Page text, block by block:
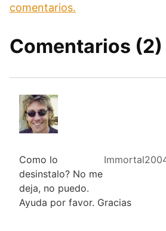
comentarios.
Comentarios (2)
Como lo
desinstalo? No me
deja, no puedo.
Ayuda por favor. Gracias